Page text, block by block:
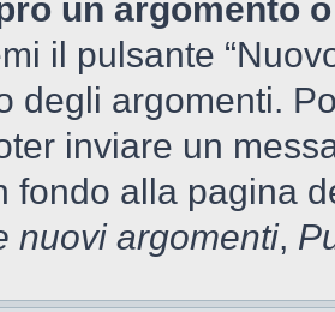
un argomento
il pulsante
degli argomenti.
inviare un
fondo alla pagina
nuovi argomenti,